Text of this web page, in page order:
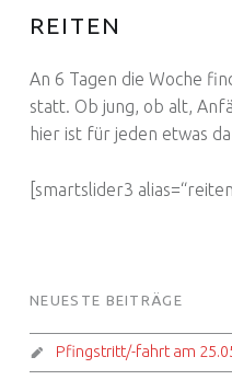
REITEN
An 6 Tagen die Woche
statt. Ob jung, ob alt,
hier ist für jeden etwas
[smartslider3
FOOTER SIDEBAR
NEUESTE BEITRÄGE
Pfingstritt/-fahrt am